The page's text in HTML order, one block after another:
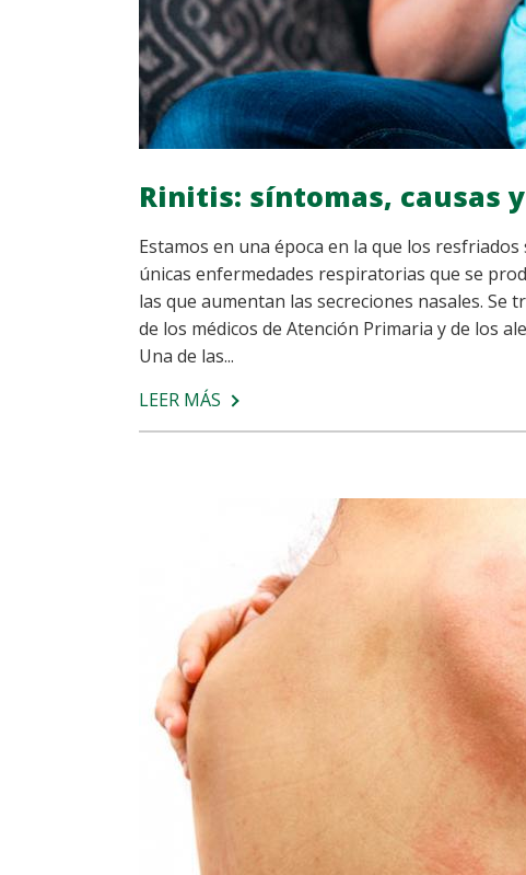
Rinitis: síntomas, causas
Estamos en una época en la que los
únicas enfermedades respiratorias que se
las que aumentan las secreciones nasales. Se
de los médicos de Atención Primaria y de los
Una de las...
LEER MÁS SOBRE
RINITIS:
TRATAMIENTO